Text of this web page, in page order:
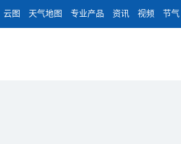
云图 天气地图 专业产品 资讯 视频 节气